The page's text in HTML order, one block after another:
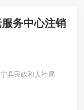
务中心注销
县民政和人社局